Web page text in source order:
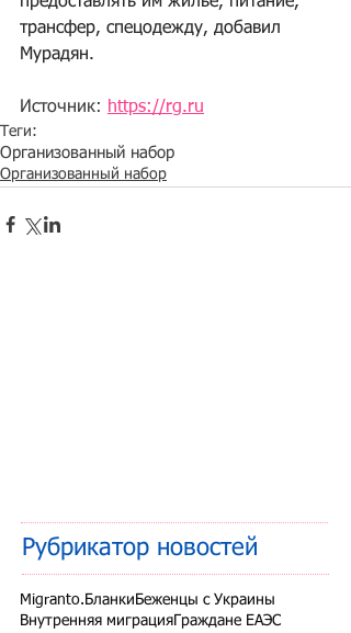
трансфер, спецодежду, добавил
Мурадян.
Источник: https://rg.ru
Теги:
Организованный набор
Организованный набор
Рубрикатор новостей
Migranto.Бланки Беженцы с Украины
Внутренняя миграция Граждане ЕАЭС